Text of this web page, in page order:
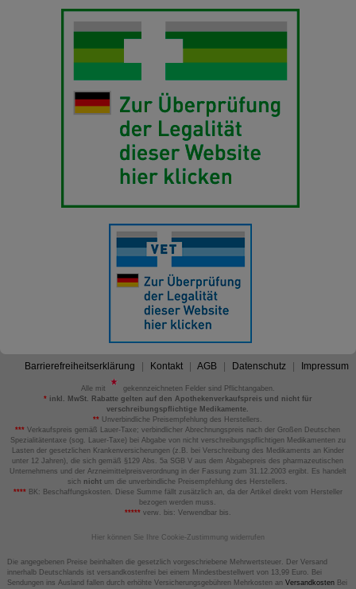
Barrierefreiheitserklärung Kontakt AGB Datenschutz Impressum
Alle mit
gekennzeichneten Felder sind Pflichtangaben.
*inkl. MwSt. Rabatte gelten auf den Apothekenverkaufspreis und nicht für
verschreibungspflichtige Medikamente.
** Unverbindliche Preisempfehlung des Herstellers.
*** Verkaufspreis gemäß Lauer-Taxe; verbindlicher Abrechnungspreis nach der Großen Deutschen
Spezialitätentaxe (sog. Lauer-Taxe) bei Abgabe von nicht verschreibungspflichtigen Medikamenten zu
Lasten der gesetzlichen Krankenversicherungen (z.B. bei Verschreibung des Medikaments an Kinder
unter 12 Jahren), die sich gemäß §129 Abs. 5a SGB V aus dem Abgabepreis des pharmazeutischen
Unternehmens und der Arzneimittelpreisverordnung in der Fassung zum 31.12.2003 ergibt. Es handelt
sich nicht um die unverbindliche Preisempfehlung des Herstellers.
****BK: Beschaffungskosten. Diese Summe fällt zusätzlich an, da der Artikel direkt vom Hersteller
bezogen werden muss.
*****verw. bis: Verwendbar bis.
Hier können Sie Ihre Cookie-Zustimmung widerrufen
Die angegebenen Preise beinhalten die gesetzlich vorgeschriebene Mehrwertsteuer. Der Versand
innerhalb Deutschlands ist versandkostenfrei bei einem Mindestbestellwert von 13,99 Euro. Bei
Sendungen ins Ausland fallen durch erhöhte Versicherungsgebühren Mehrkosten an VersandkostenBei